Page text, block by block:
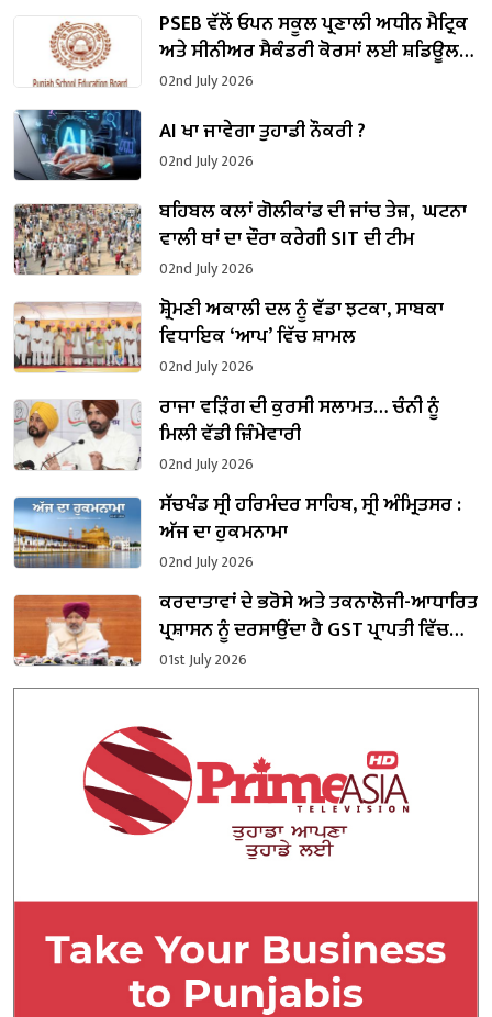
PSEB ਵੱਲੋਂ ਓਪਨ ਸਕੂਲ ਪ੍ਰਣਾਲੀ ਅਧੀਨ ਮੈਟ੍ਰਿਕ
ਅਤੇ ਸੀਨੀਅਰ ਸੈਕੰਡਰੀ ਕੋਰਸਾਂ ਲਈ ਸ਼ਡਿਊਲ
ਜਾਰੀ
02nd July 2026
AI ਖਾ ਜਾਵੇਗਾ ਤੁਹਾਡੀ ਨੌਕਰੀ ?
02nd July 2026
ਬਹਿਬਲ ਕਲਾਂ ਗੋਲੀਕਾਂਡ ਦੀ ਜਾਂਚ ਤੇਜ਼, ਘਟਨਾ
ਵਾਲੀ ਥਾਂ ਦਾ ਦੌਰਾ ਕਰੇਗੀ SIT ਦੀ ਟੀਮ
02nd July 2026
ਸ਼੍ਰੋਮਣੀ ਅਕਾਲੀ ਦਲ ਨੂੰ ਵੱਡਾ ਝਟਕਾ, ਸਾਬਕਾ
ਵਿਧਾਇਕ ‘ਆਪ’ ਵਿੱਚ ਸ਼ਾਮਲ
02nd July 2026
ਰਾਜਾ ਵੜਿੰਗ ਦੀ ਕੁਰਸੀ ਸਲਾਮਤ… ਚੰਨੀ ਨੂੰ
ਮਿਲੀ ਵੱਡੀ ਜ਼ਿੰਮੇਵਾਰੀ
02nd July 2026
ਸੱਚਖੰਡ ਸ੍ਰੀ ਹਰਿਮੰਦਰ ਸਾਹਿਬ, ਸ੍ਰੀ ਅੰਮ੍ਰਿਤਸਰ :
ਅੱਜ ਦਾ ਹੁਕਮਨਾਮਾ
02nd July 2026
ਕਰਦਾਤਾਵਾਂ ਦੇ ਭਰੋਸੇ ਅਤੇ ਤਕਨਾਲੋਜੀ-ਆਧਾਰਿਤ
ਪ੍ਰਸ਼ਾਸਨ ਨੂੰ ਦਰਸਾਉਂਦਾ ਹੈ GST ਪ੍ਰਾਪਤੀ ਵਿੱਚ
ਪੰਜਾਬ ਵੱਲੋਂ ਦਰਜ਼ 24.45% ਦਾ ਸ਼ਾਨਦਾਰ ਵਾਧਾ:
ਹਰਪਾਲ ਚੀਮਾ
01st July 2026